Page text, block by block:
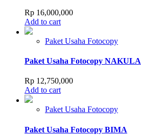
Rp 16,000,000
Add to cart
Paket Usaha Fotocopy
Paket Usaha Fotocopy NAKULA
Rp 12,750,000
Add to cart
Paket Usaha Fotocopy
Paket Usaha Fotocopy BIMA